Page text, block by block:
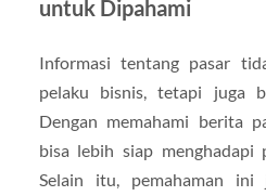
untuk Dipahami
Informasi tentang pasar
pelaku bisnis, tetapi juga
Dengan memahami berita
bisa lebih siap menghadapi
Selain itu, pemahaman ini